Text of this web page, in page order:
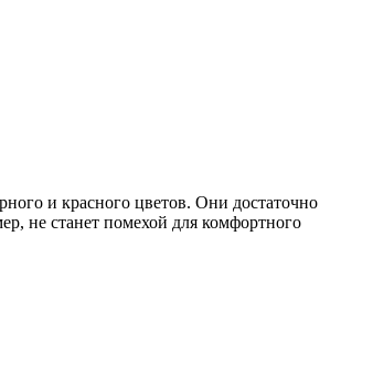
и красного цветов. Они достаточно
не станет помехой для комфортного